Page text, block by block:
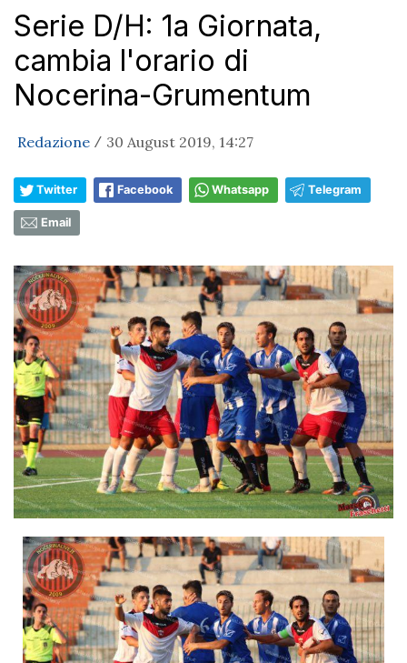
Serie D/H: 1a Giornata,
cambia l'orario di
Nocerina-Grumentum
Redazione / 30 August 2019, 14:27
Twitter Facebook Whatsapp Telegram
Email